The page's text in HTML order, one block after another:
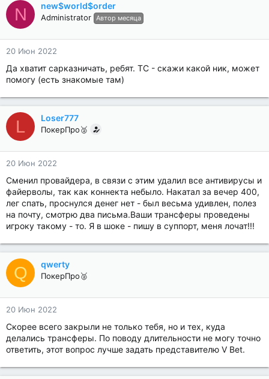
N new$world$order
Administrator Автор месяца
20 Июн 2022
Да хватит сарказничать, ребят. ТС - скажи какой ник, может
помогу (есть знакомые там)
L Loser777
ПокерПро🥈
20 Июн 2022
Сменил провайдера, в связи с этим удалил все антивирусы и
файерволы, так как коннекта небыло. Накатал за вечер 400,
лег спать, проснулся денег нет - был весьма удивлен, полез
на почту, смотрю два письма.Ваши трансферы проведены
игроку такому - то. Я в шоке - пишу в суппорт, меня лочат!!!
Q qwerty
ПокерПро🥈
20 Июн 2022
Скорее всего закрыли не только тебя, но и тех, куда
делались трансферы. По поводу длительности не могу точно
ответить, этот вопрос лучше задать представителю V Bet.